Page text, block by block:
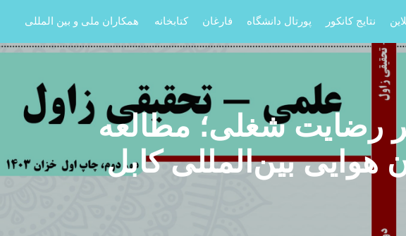
نتایج کانکور پورتال دانشگاه فارغان کتابخانه همکاران ملی و بین المللی
رضایت شغلی؛ مطالعه
هوایی بین‌المللی کابل